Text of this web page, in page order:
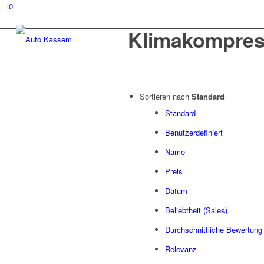
0
Sortieren nach Standard
Standard
Benutzerdefiniert
Name
Preis
Datum
Beliebtheit (Sales)
Durchschnittliche Bewertung
Relevanz